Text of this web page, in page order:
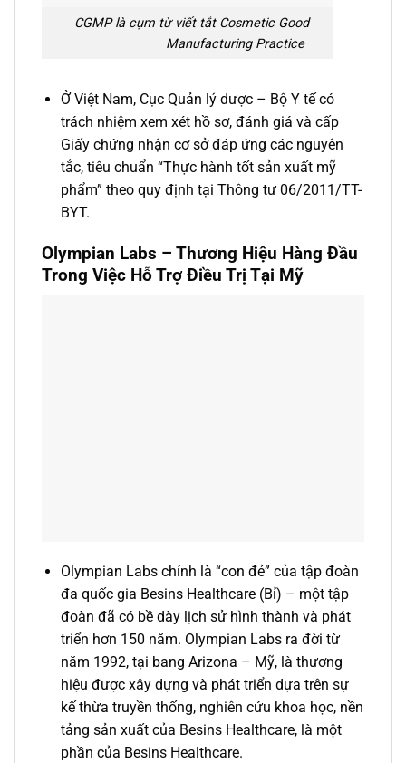
CGMP là cụm từ viết tắt Cosmetic Good
Manufacturing Practice
Ở Việt Nam, Cục Quản lý dược – Bộ Y tế có
trách nhiệm xem xét hồ sơ, đánh giá và cấp
Giấy chứng nhận cơ sở đáp ứng các nguyên
tắc, tiêu chuẩn “Thực hành tốt sản xuất mỹ
phẩm” theo quy định tại Thông tư 06/2011/TT-
BYT.
Olympian Labs – Thương Hiệu Hàng Đầu
Trong Việc Hỗ Trợ Điều Trị Tại Mỹ
Olympian Labs chính là “con đẻ” của tập đoàn
đa quốc gia Besins Healthcare (Bỉ) – một tập
đoàn đã có bề dày lịch sử hình thành và phát
triển hơn 150 năm. Olympian Labs ra đời từ
năm 1992, tại bang Arizona – Mỹ, là thương
hiệu được xây dựng và phát triển dựa trên sự
kế thừa truyền thống, nghiên cứu khoa học, nền
tảng sản xuất của Besins Healthcare, là một
phần của Besins Healthcare.